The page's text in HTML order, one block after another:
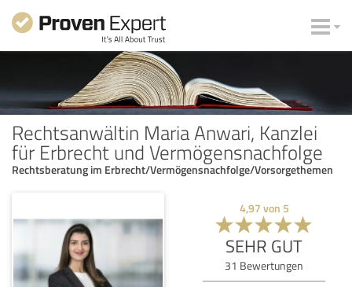
Rechtsanwältin Maria Anwari, Kanzlei
für Erbrecht und Vermögensnachfolge
Rechtsberatung im Erbrecht/Vermögensnachfolge/Vorsorgethemen
4,97 von 5
SEHR GUT
31 Bewertungen